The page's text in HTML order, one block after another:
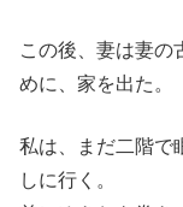
この後、妻は妻の
めに、家を出た。
私は、まだ二階で
しに行く。